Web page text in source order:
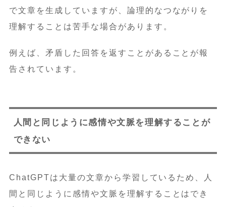
で文章を生成していますが、論理的なつながりを
理解することは苦手な場合があります。
例えば、矛盾した回答を返すことがあることが報
告されています。
人間と同じように感情や文脈を理解することが
できない
ChatGPTは大量の文章から学習しているため、人
間と同じように感情や文脈を理解することはでき